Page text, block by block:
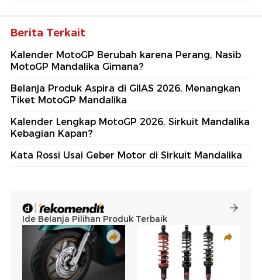
Berita Terkait
Kalender MotoGP Berubah karena Perang, Nasib
MotoGP Mandalika Gimana?
Belanja Produk Aspira di GIIAS 2026, Menangkan
Tiket MotoGP Mandalika
Kalender Lengkap MotoGP 2026, Sirkuit Mandalika
Kebagian Kapan?
Kata Rossi Usai Geber Motor di Sirkuit Mandalika